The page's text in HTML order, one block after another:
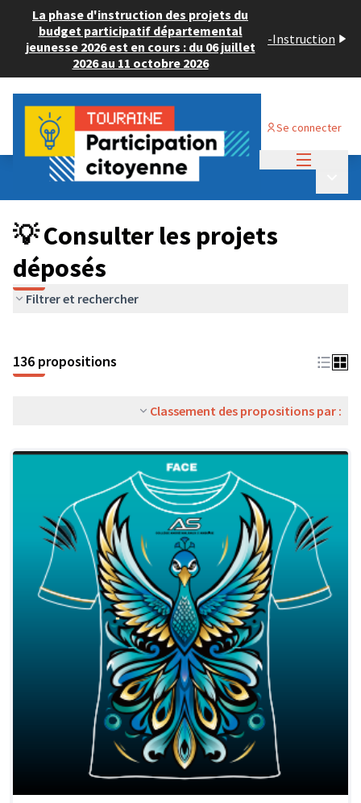
La phase d'instruction des projets du
budget participatif départemental
jeunesse 2026 est en cours : du 06 juillet
2026 au 11 octobre 2026
-Instruction
Se connecter
Budget Participatif JEUNESSE 2024
💡 Consulter les projets déposés
💡 Consulter les projets
déposés
Filtrer et rechercher
136 propositions
Classement des propositions par :